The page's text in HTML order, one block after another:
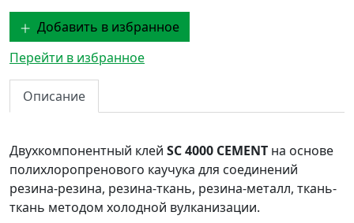
Добавить в избранное
Перейти в избранное
Описание
Двухкомпонентный клей SC 4000 CEMENT на основе
полихлоропренового каучука для соединений
резина-резина, резина-ткань, резина-металл, ткань-
ткань методом холодной вулканизации.